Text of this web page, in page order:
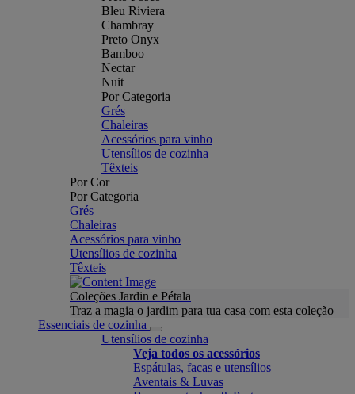
Bleu Riviera
Chambray
Preto Onyx
Bamboo
Nectar
Nuit
Por Categoria
Grés
Chaleiras
Acessórios para vinho
Utensílios de cozinha
Têxteis
Por Cor
Por Categoria
Grés
Chaleiras
Acessórios para vinho
Utensílios de cozinha
Têxteis
Coleções Jardin e Pétala
Traz a magia o jardim para tua casa com esta coleção
Essenciais de cozinha
Utensílios de cozinha
Veja todos os acessórios
Espátulas, facas e utensílios
Aventais & Luvas